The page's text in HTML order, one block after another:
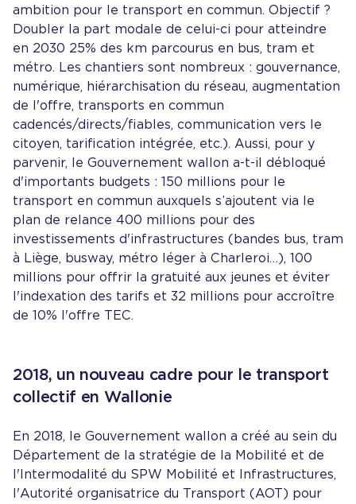
ambition pour le transport en commun. Objectif ?
Doubler la part modale de celui-ci pour atteindre
en 2030 25% des km parcourus en bus, tram et
métro. Les chantiers sont nombreux : gouvernance,
numérique, hiérarchisation du réseau, augmentation
de l'offre, transports en commun
cadencés/directs/fiables, communication vers le
citoyen, tarification intégrée, etc.). Aussi, pour y
parvenir, le Gouvernement wallon a-t-il débloqué
d'importants budgets : 150 millions pour le
transport en commun auxquels s’ajoutent via le
plan de relance 400 millions pour des
investissements d'infrastructures (bandes bus, tram
à Liège, busway, métro léger à Charleroi…), 100
millions pour offrir la gratuité aux jeunes et éviter
l'indexation des tarifs et 32 millions pour accroître
de 10% l'offre TEC.
2018, un nouveau cadre pour le transport
collectif en Wallonie
En 2018, le Gouvernement wallon a créé au sein du
Département de la stratégie de la Mobilité et de
l'Intermodalité du SPW Mobilité et Infrastructures,
l'Autorité organisatrice du Transport (AOT) pour